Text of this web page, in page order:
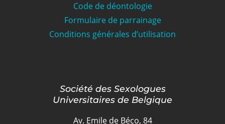
Code de déontologie
Formulaire de parrainage
Conditions générales d’utilisation
Société des Sexologues
Universitaires de Belgique
Av. Emile de Béco, 84